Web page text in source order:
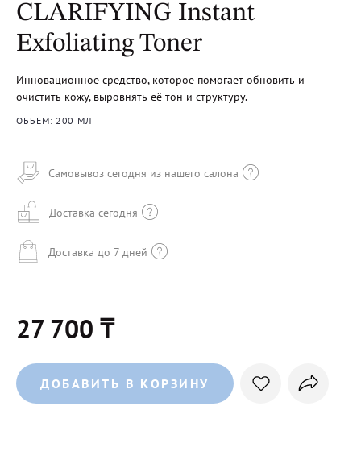
CLARIFYING Instant
Exfoliating Toner
Инновационное средство, которое помогает обновить и
очистить кожу, выровнять её тон и структуру.
ОБЪЕМ: 200 МЛ
Самовывоз сегодня из нашего салона
Доставка сегодня
Доставка до 7 дней
27 700 ₸
ДОБАВИТЬ В КОРЗИНУ